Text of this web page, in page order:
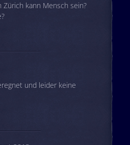
kann Mensch sein?
und leider keine